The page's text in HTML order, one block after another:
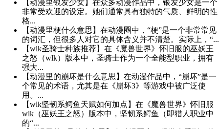
【动漫里银发少女】在众多动漫作品中，银发少女是一个
非常受欢迎的设定。她们通常具有独特的气质、鲜明的性
格...
【动漫里梗什么意思】在动漫圈中，“梗”是一个非常常见
的词汇，但很多人对它的具体含义并不清楚。实际上，“...
【wlk圣骑士种族推荐】在《魔兽世界》怀旧服的巫妖王
之怒（wlk）版本中，圣骑士作为一个全能型职业，拥有
强大...
【动漫里的崩坏是什么意思】在动漫作品中，“崩坏”是一
个常见的术语，尤其是在《崩坏3》等游戏中被广泛使
用。...
【wlk坚韧系鳄鱼天赋如何加点】在《魔兽世界》怀旧服
wlk（巫妖王之怒）版本中，坚韧系鳄鱼（即猎人职业中
的“...